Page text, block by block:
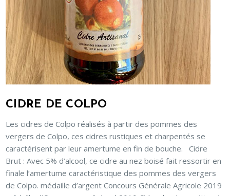
CIDRE DE COLPO
Les cidres de Colpo réalisés à partir des pommes des
vergers de Colpo, ces cidres rustiques et charpentés se
caractérisent par leur amertume en fin de bouche. Cidre
Brut : Avec 5% d’alcool, ce cidre au nez boisé fait ressortir en
finale l’amertume caractéristique des pommes des vergers
de Colpo. médaille d’argent Concours Générale Agricole 2019